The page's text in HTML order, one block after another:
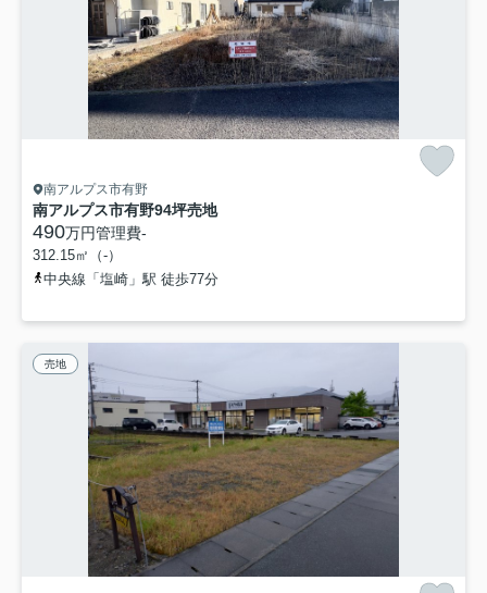
南アルプス市有野
南アルプス市有野94坪売地
490万円管理費-
312.15㎡（-）
中央線「塩崎」駅 徒歩77分
売地